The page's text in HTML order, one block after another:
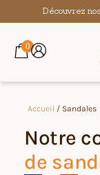
Découvrez
0
Accueil / Sandales
Notre
de